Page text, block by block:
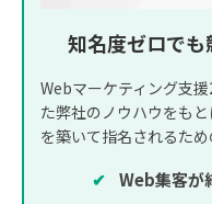
知名度ゼロで
Webマーケティング支
た弊社のノウハウをも
を築いて指名されるため
✔
Web集客が